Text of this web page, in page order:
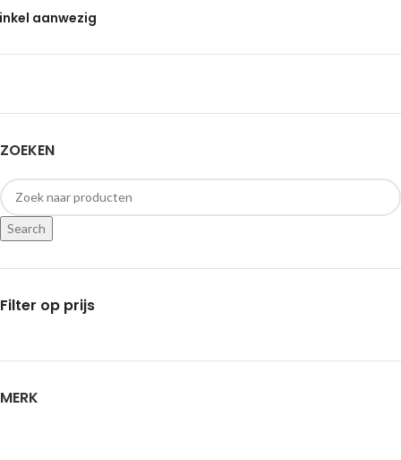
aanwezig
ZOEKEN
Search
Filter op prijs
MERK